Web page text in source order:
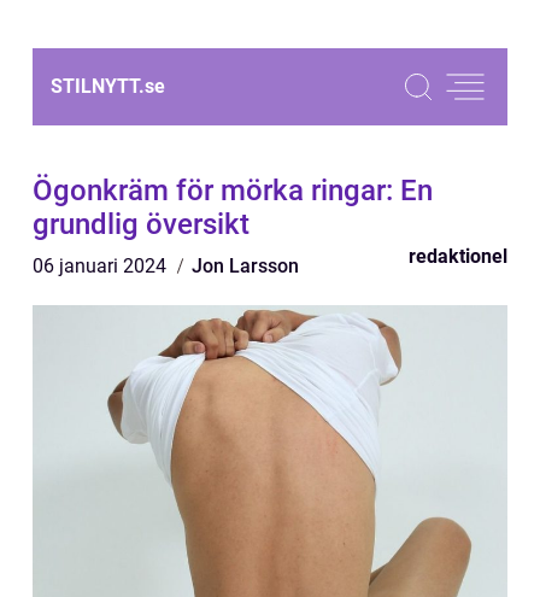
STILNYTT.se
Ögonkräm för mörka ringar: En
grundlig översikt
06 januari 2024 Jon Larsson redaktionel